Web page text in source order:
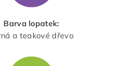
Barva lopatek:
a teakové dřevo